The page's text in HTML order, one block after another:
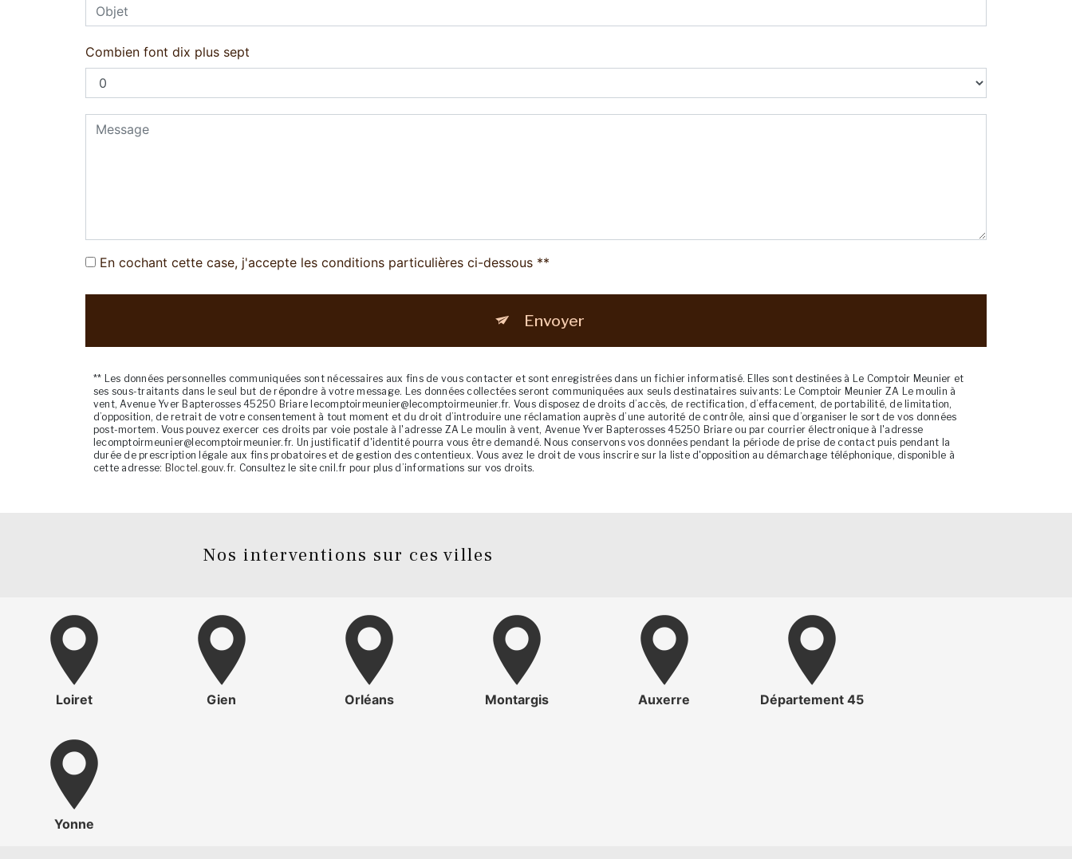
Combien font dix plus sept
En cochant cette case, j'accepte les conditions particulières ci-dessous **
Envoyer
** Les données personnelles communiquées sont nécessaires aux fins de vous contacter et sont enregistrées dans un fichier informatisé. Elles sont destinées à Le Comptoir Meunier et
ses sous-traitants dans le seul but de répondre à votre message. Les données collectées seront communiquées aux seuls destinataires suivants: Le Comptoir Meunier ZA Le moulin à
vent, Avenue Yver Bapterosses 45250 Briare lecomptoirmeunier@lecomptoirmeunier.fr. Vous disposez de droits d’accès, de rectification, d’effacement, de portabilité, de limitation,
d’opposition, de retrait de votre consentement à tout moment et du droit d’introduire une réclamation auprès d’une autorité de contrôle, ainsi que d’organiser le sort de vos données
post-mortem. Vous pouvez exercer ces droits par voie postale à l'adresse ZA Le moulin à vent, Avenue Yver Bapterosses 45250 Briare ou par courrier électronique à l'adresse
lecomptoirmeunier@lecomptoirmeunier.fr. Un justificatif d'identité pourra vous être demandé. Nous conservons vos données pendant la période de prise de contact puis pendant la
durée de prescription légale aux fins probatoires et de gestion des contentieux. Vous avez le droit de vous inscrire sur la liste d'opposition au démarchage téléphonique, disponible à
cette adresse: Bloctel.gouv.fr. Consultez le site cnil.fr pour plus d’informations sur vos droits.
Nos interventions sur ces villes
Loiret Gien Orléans Montargis Auxerre Département 45
Yonne